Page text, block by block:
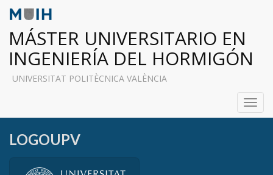
MÁSTER UNIVERSITARIO EN
INGENIERÍA DEL HORMIGÓN
UNIVERSITAT POLITÈCNICA VALÈNCIA
LOGOUPV